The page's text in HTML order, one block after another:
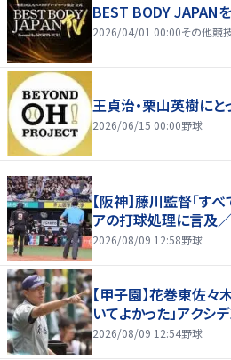
BEST BODY JAPANを
2026/04/01 00:00その他競
王貞治・栗山英樹に
2026/06/15 00:00野球
【阪神】藤川監督「す
アの打球処理に言及
2026/08/09 12:58野球
【甲子園】花巻東佐々
いてよかった」アクシ
2026/08/09 12:54野球